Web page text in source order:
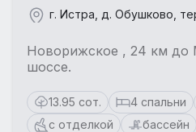
г. Истра, д. Обушково,
Новорижское , 24 км
шоссе.
13.95 сот. 4 спальни
с отделкой
бассейн